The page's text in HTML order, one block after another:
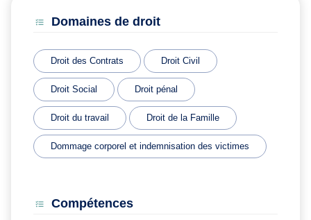
Domaines de droit
Droit des Contrats Droit Civil
Droit Social Droit pénal
Droit du travail Droit de la Famille
Dommage corporel et indemnisation des victimes
Compétences